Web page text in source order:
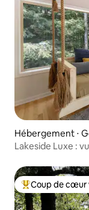
Hébergement ⋅
Lakeside Luxe :
Coups de cœur
Coup de cœur